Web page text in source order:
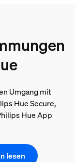
Umgang mit
Hue Secure,
Hue App
lesen